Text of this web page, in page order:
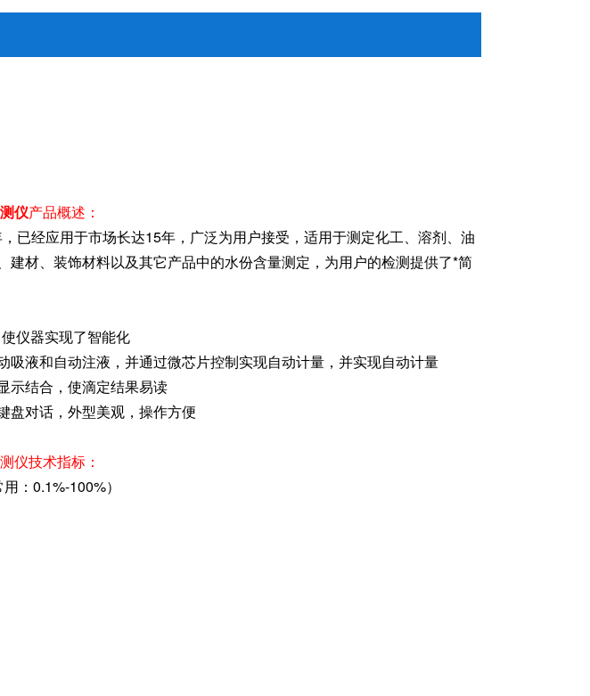
仪产品概述：
已经应用于市场长达15年，广泛为用户接受，适用于测定化工、溶剂、油
建材、装饰材料以及其它产品中的水份含量测定，为用户的检测提供了*简
仪器实现了智能化
吸液和自动注液，并通过微芯片控制实现自动计量，并实现自动计量
示结合，使滴定结果易读
盘对话，外型美观，操作方便
仪技术指标：
：0.1%-100%）
%FS